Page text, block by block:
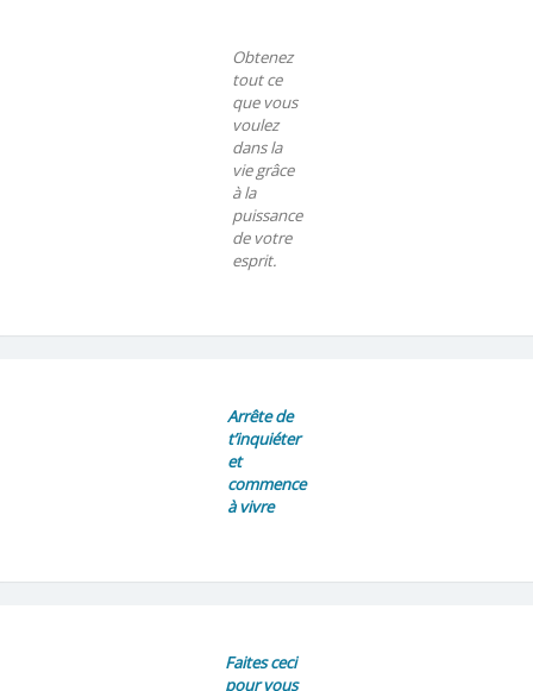
Obtenez
tout ce
que vous
voulez
dans la
vie grâce
à la
puissance
de votre
esprit.
Arrête de
t’inquiéter
et
commence
à vivre
Faites ceci
pour vous